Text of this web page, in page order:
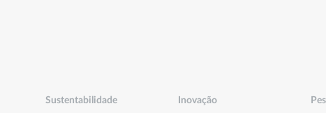
Sustentabilidade Inovação